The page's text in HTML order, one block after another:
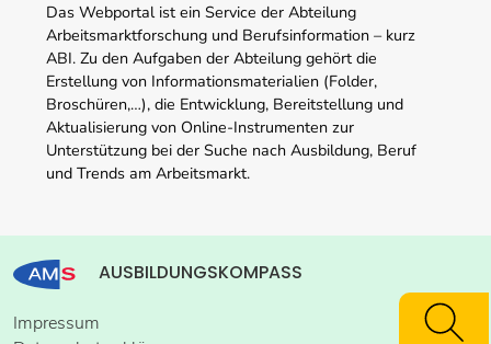
Das Webportal ist ein Service der Abteilung
Arbeitsmarktforschung und Berufsinformation – kurz
ABI. Zu den Aufgaben der Abteilung gehört die
Erstellung von Informationsmaterialien (Folder,
Broschüren,…), die Entwicklung, Bereitstellung und
Aktualisierung von Online-Instrumenten zur
Unterstützung bei der Suche nach Ausbildung, Beruf
und Trends am Arbeitsmarkt.
AUSBILDUNGSKOMPASS
Impressum